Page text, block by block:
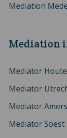
Mediation
Mediator
Mediator
Mediator
Mediator Soest
Mediation